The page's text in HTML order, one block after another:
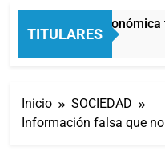
TITULARES
La crisis
11 Horas Atrás
Inicio
SOCIEDAD
Información falsa que